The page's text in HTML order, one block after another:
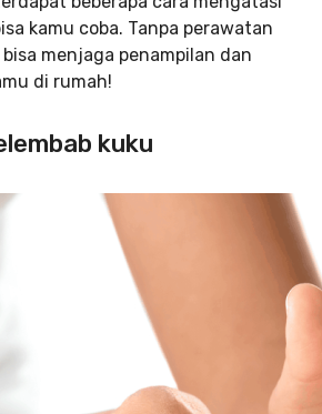
kamu coba. Tanpa perawatan
menjaga penampilan dan
di rumah!
kuku